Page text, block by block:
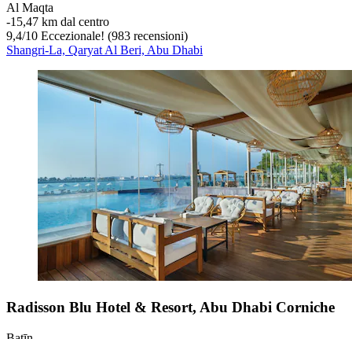
Al Maqta
‐15,47 km dal centro
9,4/10 Eccezionale! (983 recensioni)
Shangri-La, Qaryat Al Beri, Abu Dhabi
Radisson Blu Hotel & Resort, Abu Dhabi Corniche